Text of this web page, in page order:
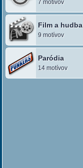
7 motívov
Film a hudba
9 motívov
Paródia
14 motívov